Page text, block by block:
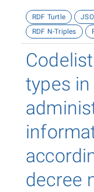
RDF Turtle
RDF N-Triples
types
decree